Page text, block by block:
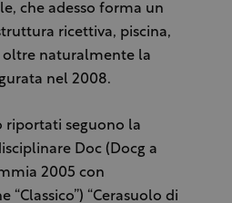
che adesso forma un
ricettiva, piscina,
oltre naturalmente la
nel 2008.
riportati seguono la
Doc (Docg a
2005 con
“Cerasuolo di